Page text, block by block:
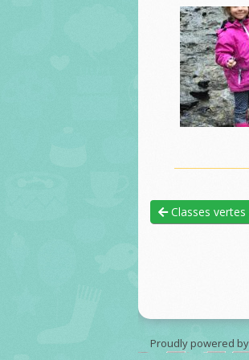
Classes vertes
Proudly powered